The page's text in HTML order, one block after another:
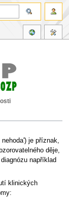
je příznak,
děje,
například
klinických